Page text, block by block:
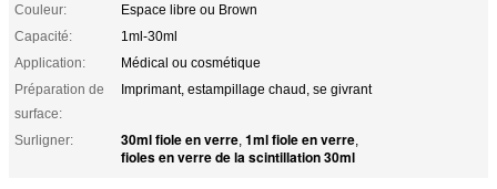
Couleur:
Espace libre ou Brown
Capacité:
1ml-30ml
Application:
Médical ou cosmétique
Préparation de
surface:
Imprimant, estampillage chaud, se givrant
Surligner: 30ml fiole en verre, 1ml fiole en verre,
fioles en verre de la scintillation 30ml